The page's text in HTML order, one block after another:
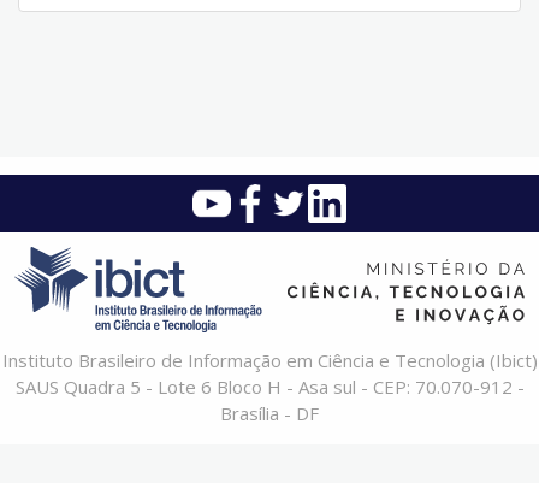
Instituto Brasileiro de Informação em Ciência e Tecnologia (Ibict)
SAUS Quadra 5 - Lote 6 Bloco H - Asa sul - CEP: 70.070-912 -
Brasília - DF